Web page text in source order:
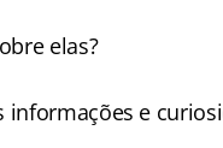
elas?
informações e